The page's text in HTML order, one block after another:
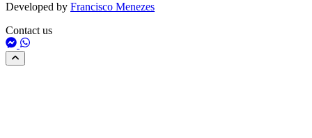
Developed by Francisco Menezes
Contact us